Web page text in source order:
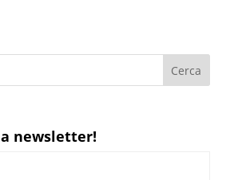
newsletter!